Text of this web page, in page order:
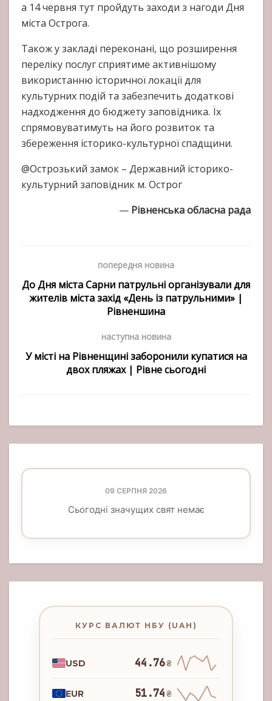
а 14 червня тут пройдуть заходи з нагоди Дня
міста Острога.
Також у закладі переконані, що розширення
переліку послуг сприятиме активнішому
використанню історичної локації для
культурних подій та забезпечить додаткові
надходження до бюджету заповідника. Їх
спрямовуватимуть на його розвиток та
збереження історико-культурної спадщини.
@Острозький замок – Державний історико-
культурний заповідник м. Острог
— Рівненська обласна рада
попередня новина
До Дня міста Сарни патрульні організували для
жителів міста захід «День із патрульними» |
Рівненшина
наступна новина
У місті на Рівненщині заборонили купатися на
двох пляжах | Рівне сьогодні
09 СЕРПНЯ 2026
Сьогодні значущих свят немає
КУРС ВАЛЮТ НБУ (UAH)
USD 44.76₴
EUR 51.74₴